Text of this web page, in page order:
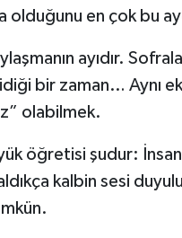
olduğunu en çok bu
ayıdır.
bir zaman… Aynı
olabilmek.
öğretisi şudur:
kalbin sesi